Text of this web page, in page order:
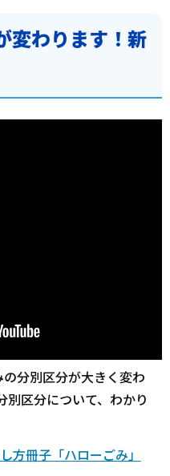
変わります！新
分別区分が大きく変わ
別区分について、わかり
方冊子「ハローごみ」